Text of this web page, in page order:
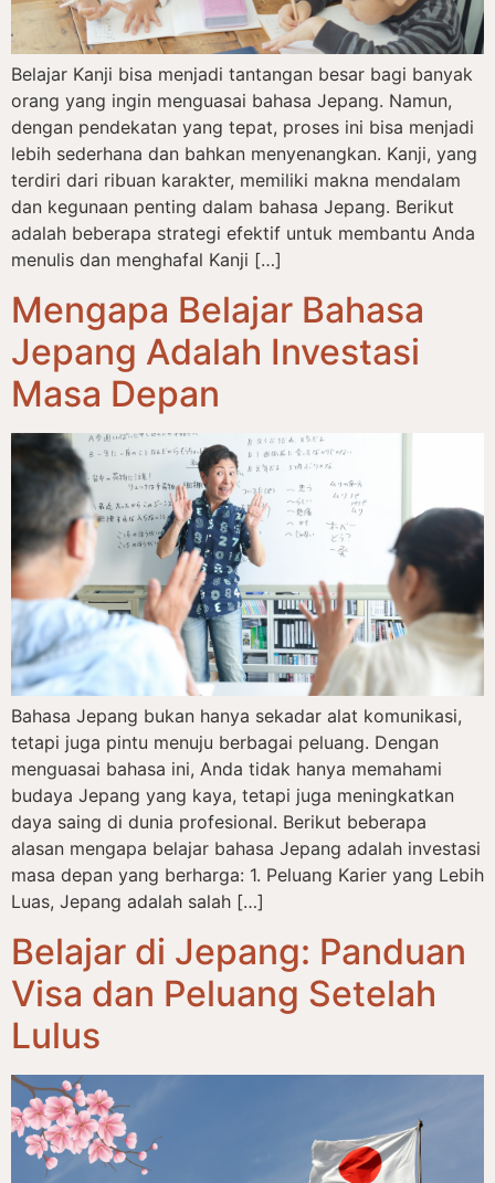
Belajar Kanji bisa menjadi tantangan besar bagi banyak
orang yang ingin menguasai bahasa Jepang. Namun,
dengan pendekatan yang tepat, proses ini bisa menjadi
lebih sederhana dan bahkan menyenangkan. Kanji, yang
terdiri dari ribuan karakter, memiliki makna mendalam
dan kegunaan penting dalam bahasa Jepang. Berikut
adalah beberapa strategi efektif untuk membantu Anda
menulis dan menghafal Kanji […]
Mengapa Belajar Bahasa
Jepang Adalah Investasi
Masa Depan
Bahasa Jepang bukan hanya sekadar alat komunikasi,
tetapi juga pintu menuju berbagai peluang. Dengan
menguasai bahasa ini, Anda tidak hanya memahami
budaya Jepang yang kaya, tetapi juga meningkatkan
daya saing di dunia profesional. Berikut beberapa
alasan mengapa belajar bahasa Jepang adalah investasi
masa depan yang berharga: 1. Peluang Karier yang Lebih
Luas, Jepang adalah salah […]
Belajar di Jepang: Panduan
Visa dan Peluang Setelah
Lulus